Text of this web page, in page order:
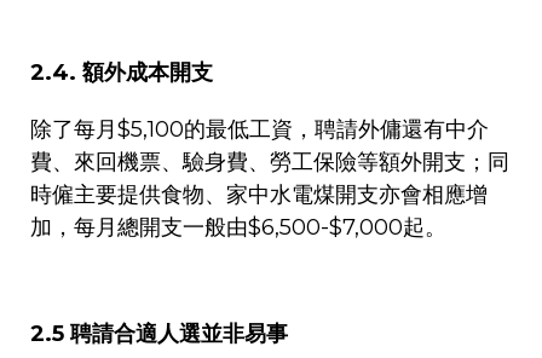
2.4. 額外成本開支
除了每月$5,100的最低工資，聘請外傭還有中介
費、來回機票、驗身費、勞工保險等額外開支；同
時僱主要提供食物、家中水電煤開支亦會相應增
加，每月總開支一般由$6,500-$7,000起。
2.5 聘請合適人選並非易事